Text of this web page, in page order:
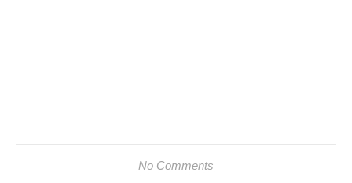
No Comments